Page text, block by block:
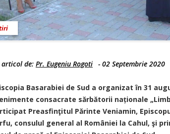
articol de: Pr. Eugeniu Rogoti - 02 Septembrie 2020
Basarabiei de Sud a organizat în 31
consacrate sărbătorii naționale
Preasfinţitul Părinte Veniamin,
consulul general al României la Cahul, şi